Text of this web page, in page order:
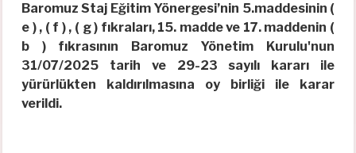
Baromuz Staj Eğitim Yönergesi’nin 5.maddesinin (
e ) , ( f ) , ( g ) fıkraları, 15. madde ve 17. maddenin (
b ) fıkrasının Baromuz Yönetim Kurulu'nun
31/07/2025 tarih ve 29-23 sayılı kararı ile
yürürlükten kaldırılmasına oy birliği ile karar
verildi.